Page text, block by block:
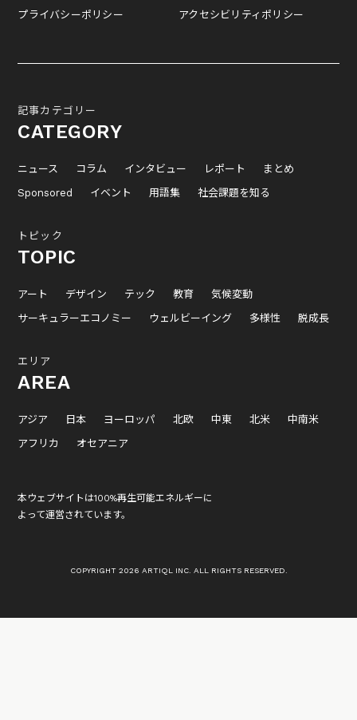
プライバシーポリシー アクセシビリティポリシー
記事カテゴリー
CATEGORY
ニュース コラム インタビュー レポート
まとめ
Sponsored
イベント 用語集 社会課題を知る
トピック
TOPIC
アート デザイン テック 教育
気候変動
サーキュラーエコノミー
ウェルビーイング 多様性 脱成長
エリア
AREA
アジア 日本 ヨーロッパ 北欧 中東 北米
中南米
アフリカ
オセアニア
本ウェブサイトは100%再生可能エネルギーに
よって運営されています。
COPYRIGHT 2026 ARTIQL INC. ALL RIGHTS RESERVED.